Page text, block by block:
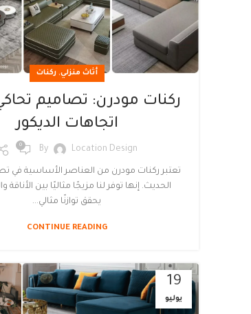
أثاث منزلي,ركنات
ركنات مودرن: تصاميم
اتجاهات الديكور
By Location Design
0
تعتبر ركنات مودرن من العناصر الأساسية في
الحديث. إنها توفر لنا مزيجًا مثاليًا بين الأناقة
يحقق توازنًا مثالي...
CONTINUE READING
19
يوليو